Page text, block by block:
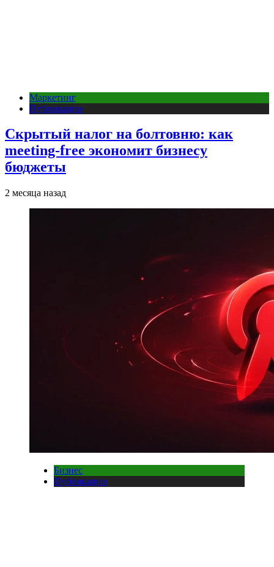
Маркетинг
Публикации
Скрытый налог на болтовню: как
meeting-free экономит бизнесу
бюджеты
2 месяца назад
Бизнес
Публикации